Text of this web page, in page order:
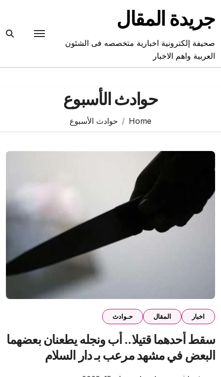
content
جريدة المقال
صحيفة إلكترونية اخبارية متخصصه فى الشئون
العربية واهم الاخبار
حوادث الأسبوع
Home حوادث الأسبوع
اخبار المقال حـوادث
سقط أحدهما قتيلا.. أب ونجله يطعنان بعضهما
البعض في مشهد مرعب بـ دار السلام